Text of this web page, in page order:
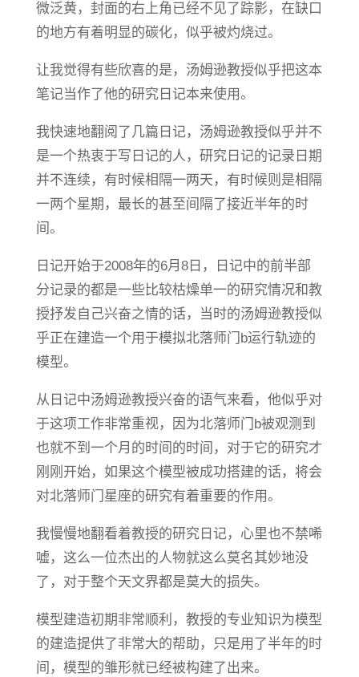
微泛黄，封面的右上角已经不见了踪影，在缺口
的地方有着明显的碳化，似乎被灼烧过。
让我觉得有些欣喜的是，汤姆逊教授似乎把这本
笔记当作了他的研究日记本来使用。
我快速地翻阅了几篇日记，汤姆逊教授似乎并不
是一个热衷于写日记的人，研究日记的记录日期
并不连续，有时候相隔一两天，有时候则是相隔
一两个星期，最长的甚至间隔了接近半年的时
间。
日记开始于2008年的6月8日，日记中的前半部
分记录的都是一些比较枯燥单一的研究情况和教
授抒发自己兴奋之情的话，当时的汤姆逊教授似
乎正在建造一个用于模拟北落师门b运行轨迹的
模型。
从日记中汤姆逊教授兴奋的语气来看，他似乎对
于这项工作非常重视，因为北落师门b被观测到
也就不到一个月的时间的时间，对于它的研究才
刚刚开始，如果这个模型被成功搭建的话，将会
对北落师门星座的研究有着重要的作用。
我慢慢地翻看着教授的研究日记，心里也不禁唏
嘘，这么一位杰出的人物就这么莫名其妙地没
了，对于整个天文界都是莫大的损失。
模型建造初期非常顺利，教授的专业知识为模型
的建造提供了非常大的帮助，只是用了半年的时
间，模型的雏形就已经被构建了出来。